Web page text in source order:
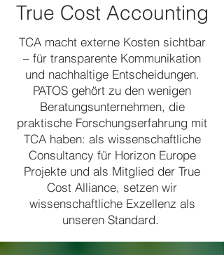
True Cost Accounting
TCA macht externe Kosten sichtbar
– für transparente Kommunikation
und nachhaltige Entscheidungen.
PATOS gehört zu den wenigen
Beratungsunternehmen, die
praktische Forschungserfahrung mit
TCA haben: als wissenschaftliche
Consultancy für Horizon Europe
Projekte und als Mitglied der True
Cost Alliance, setzen wir
wissenschaftliche Exzellenz als
unseren Standard.